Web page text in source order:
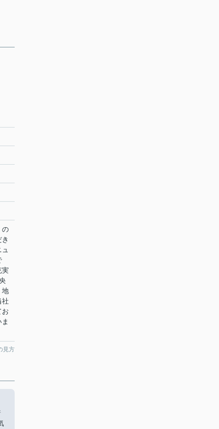
の
実
地
社
お
見方